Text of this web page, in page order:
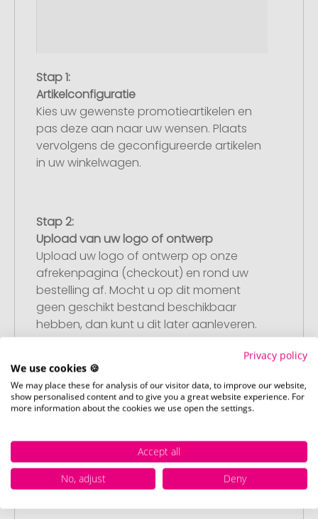
Stap 1:
Artikelconfiguratie
Kies uw gewenste promotieartikelen en
pas deze aan naar uw wensen. Plaats
vervolgens de geconfigureerde artikelen
in uw winkelwagen.
Stap 2:
Upload van uw logo of ontwerp
Upload uw logo of ontwerp op onze
afrekenpagina (checkout) en rond uw
bestelling af. Mocht u op dit moment
geen geschikt bestand beschikbaar
hebben, dan kunt u dit later aanleveren.
Stap 3:
Artikelvoorbeeld en goedkeuring
U ontvangt van ons een gratis
dit heeft goedgekeurd, starten wij direct
met de productie.
Privacy policy
We use cookies 🍪
We may place these for analysis of our visitor data, to improve our website,
show personalised content and to give you a great website experience. For
more information about the cookies we use open the settings.
Accept all
No, adjust
Deny